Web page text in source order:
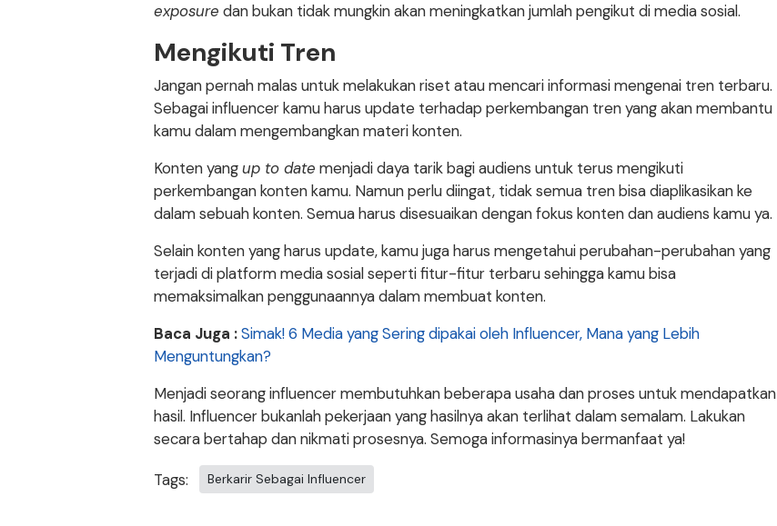
exposure dan bukan tidak mungkin akan meningkatkan jumlah pengikut di media sosial.
Mengikuti Tren
Jangan pernah malas untuk melakukan riset atau mencari informasi mengenai tren terbaru.
Sebagai influencer kamu harus update terhadap perkembangan tren yang akan membantu
kamu dalam mengembangkan materi konten.
Konten yangup to date menjadi daya tarik bagi audiens untuk terus mengikuti
perkembangan konten kamu. Namun perlu diingat, tidak semua tren bisa diaplikasikan ke
dalam sebuah konten. Semua harus disesuaikan dengan fokus konten dan audiens kamu ya.
Selain konten yang harus update, kamu juga harus mengetahui perubahan-perubahan yang
terjadi di platform media sosial seperti fitur-fitur terbaru sehingga kamu bisa
memaksimalkan penggunaannya dalam membuat konten.
Baca Juga :Simak! 6 Media yang Sering dipakai oleh Influencer, Mana yang Lebih
Menguntungkan?
Menjadi seorang influencer membutuhkan beberapa usaha dan proses untuk mendapatkan
hasil. Influencer bukanlah pekerjaan yang hasilnya akan terlihat dalam semalam. Lakukan
secara bertahap dan nikmati prosesnya. Semoga informasinya bermanfaat ya!
Tags: Berkarir Sebagai Influencer